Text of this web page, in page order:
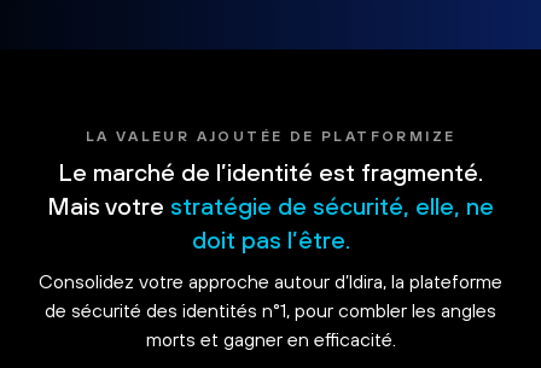
LA VALEUR AJOUTÉE DE PLATFORMIZE
Le marché de l’identité est fragmenté.
Mais votre stratégie de sécurité, elle, ne
doit pas l’être.
Consolidez votre approche autour d’Idira, la plateforme
de sécurité des identités n°1, pour combler les angles
morts et gagner en efficacité.